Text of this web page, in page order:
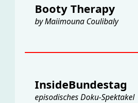
Booty Therapy
by Maiimouna Coulibaly
InsideBundestag
episodisches Doku-Spektakel